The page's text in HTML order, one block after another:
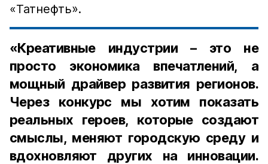
«Татнефть».
«Креативные индустрии – это не
просто экономика впечатлений, а
мощный драйвер развития регионов.
Через конкурс мы хотим показать
реальных героев, которые создают
смыслы, меняют городскую среду и
вдохновляют других на инновации.